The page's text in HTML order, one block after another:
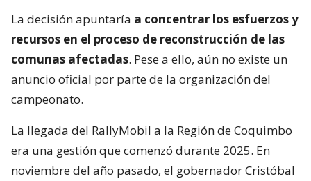
La decisión apuntaría a concentrar los esfuerzos y
recursos en el proceso de reconstrucción de las
comunas afectadas. Pese a ello, aún no existe un
anuncio oficial por parte de la organización del
campeonato.
La llegada del RallyMobil a la Región de Coquimbo
era una gestión que comenzó durante 2025. En
noviembre del año pasado, el gobernador Cristóbal